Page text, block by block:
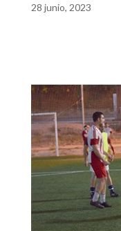
28 junio, 2023